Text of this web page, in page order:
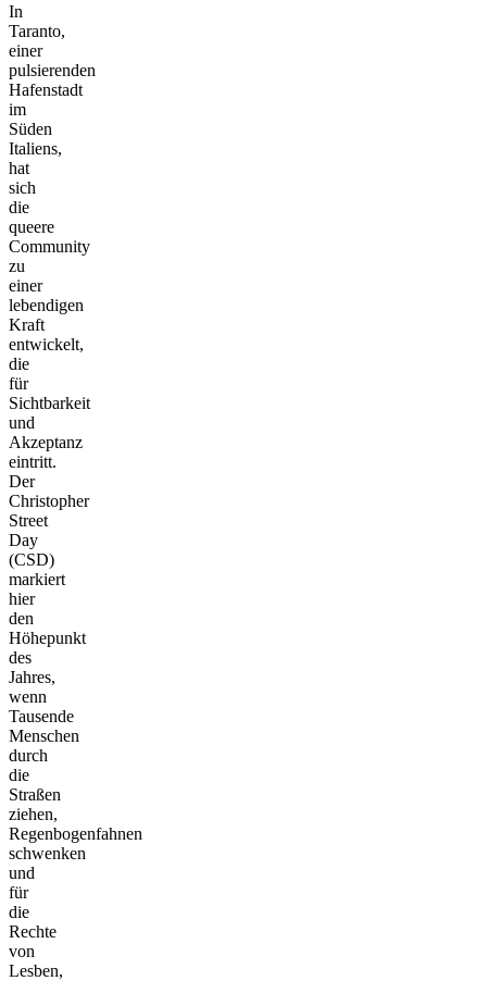
In
Taranto,
einer
pulsierenden
Hafenstadt
im
Süden
Italiens,
hat
sich
die
queere
Community
zu
einer
lebendigen
Kraft
entwickelt,
die
für
Sichtbarkeit
und
Akzeptanz
eintritt.
Der
Christopher
Street
Day
(CSD)
markiert
hier
den
Höhepunkt
des
Jahres,
wenn
Tausende
Menschen
durch
die
Straßen
ziehen,
Regenbogenfahnen
schwenken
und
für
die
Rechte
von
Lesben,